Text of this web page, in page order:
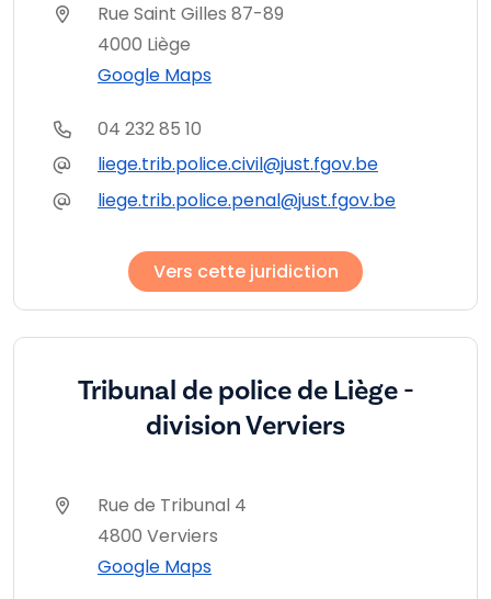
Rue Saint Gilles 87-89
4000 Liège
Google Maps
04 232 85 10
liege.trib.police.civil@just.fgov.be
liege.trib.police.penal@just.fgov.be
Vers cette juridiction
Tribunal de police de Liège -
division Verviers
Rue de Tribunal 4
4800 Verviers
Google Maps